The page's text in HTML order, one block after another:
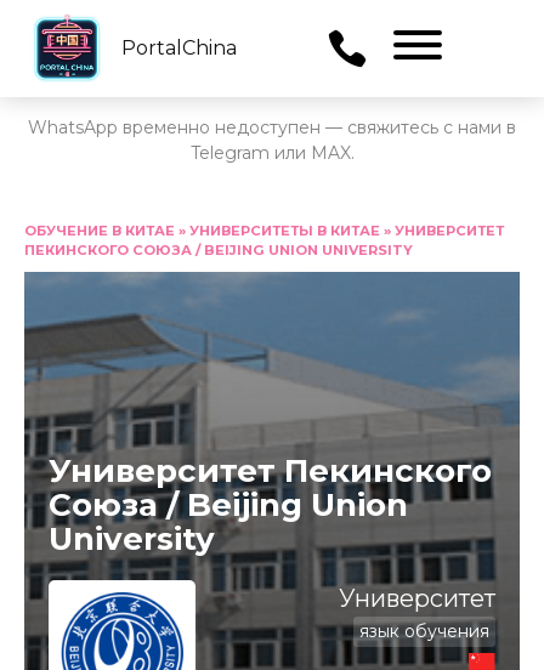
PortalChina
WhatsApp временно недоступен — свяжитесь с нами в
Telegram или MAX.
содержанию
ОБУЧЕНИЕ В КИТАЕ » УНИВЕРСИТЕТЫ В КИТАЕ » УНИВЕРСИТЕТ
ПЕКИНСКОГО СОЮЗА / BEIJING UNION UNIVERSITY
Университет Пекинского
Союза / Beijing Union
University
Университет
язык обучения